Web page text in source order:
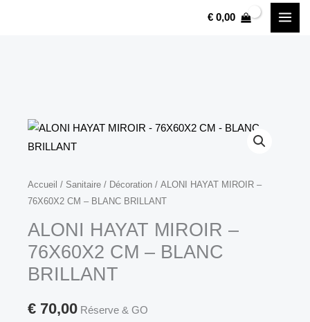
€0,00
Accueil / Sanitaire / Décoration / ALONI HAYAT MIROIR –
76X60X2 CM – BLANC BRILLANT
ALONI HAYAT MIROIR –
76X60X2 CM – BLANC
BRILLANT
€ 70,00 Réserve & GO
quantité
de
ALONI
MIROIR
-
CM
BLANC
BRILLANT